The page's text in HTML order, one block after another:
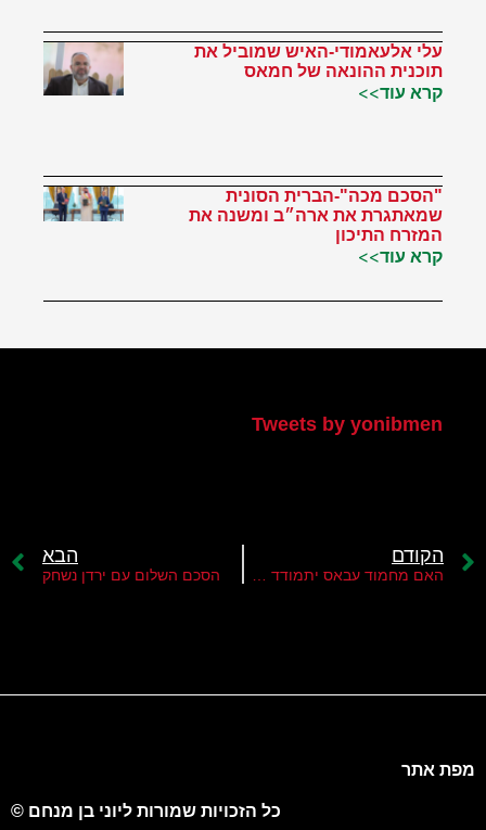
עלי אלעאמודי-האיש שמוביל את
תוכנית ההונאה של חמאס
קרא עוד>>
"הסכם מכה"-הברית הסונית
שמאתגרת את ארה״ב ומשנה את
המזרח התיכון
קרא עוד>>
Tweets by yonibmen
הקודם הבא
הסכם השלום עם ירדן נשחק
מפת אתר
כל הזכויות שמורות ליוני בן מנחם ©